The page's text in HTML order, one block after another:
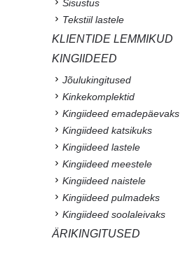
MEESTELE
Kinkekomplektid
Tarvikud
Vaba aeg
TOP25
UUED TOOTED
SÕNUMIGA TOOTED
Numbriga padjad
Sõnumiga küünlad